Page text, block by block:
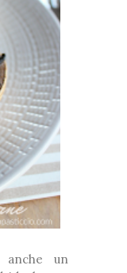
un